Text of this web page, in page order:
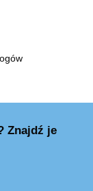
Znajdź je